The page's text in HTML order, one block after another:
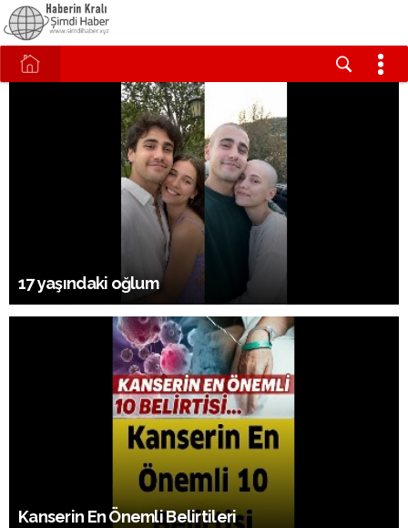
17 yaşındaki oğlum
Kanserin En Önemli Belirtileri